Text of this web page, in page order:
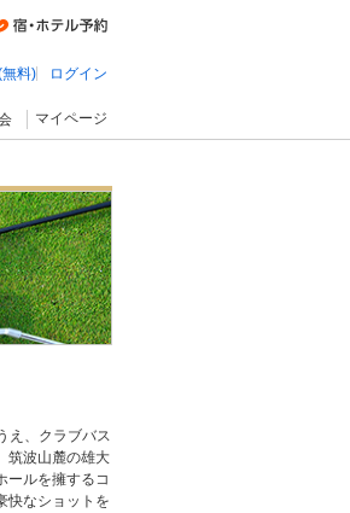
料) ログイン
マイページ
え、クラブバス
筑波山麓の雄大
ールを擁するコ
快なショットを